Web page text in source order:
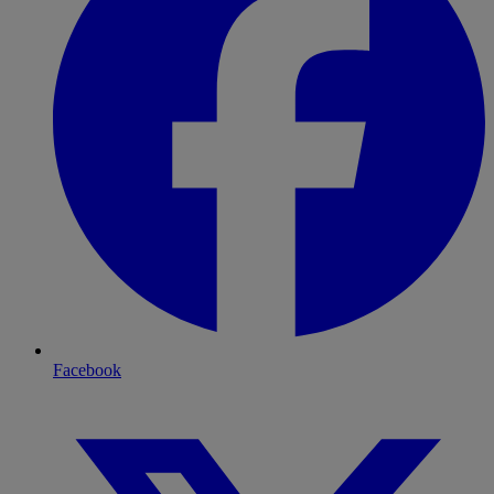
Facebook